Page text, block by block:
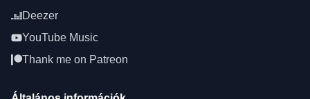
Deezer
YouTube Music
Thank me on Patreon